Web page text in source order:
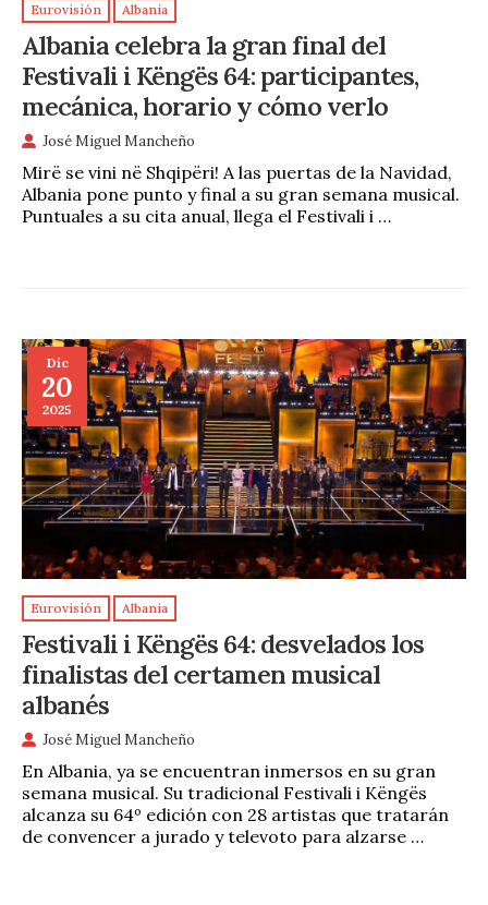
Eurovisión Albania
Albania celebra la gran final del
Festivali i Këngës 64: participantes,
mecánica, horario y cómo verlo
José Miguel Mancheño
Mirë se vini në Shqipëri! A las puertas de la Navidad,
Albania pone punto y final a su gran semana musical.
Puntuales a su cita anual, llega el Festivali i …
Dic
20
2025
Eurovisión Albania
Festivali i Këngës 64: desvelados los
finalistas del certamen musical
albanés
José Miguel Mancheño
En Albania, ya se encuentran inmersos en su gran
semana musical. Su tradicional Festivali i Këngës
alcanza su 64º edición con 28 artistas que tratarán
de convencer a jurado y televoto para alzarse …